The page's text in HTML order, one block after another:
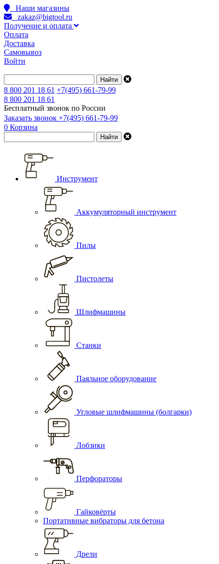
Наши магазины
zakaz@bigtool.ru
Получение и оплата
Оплата
Доставка
Самовывоз
Войти
8 800 201 18 61 +7(495) 661-79-99
8 800 201 18 61
Бесплатный звонок по России
Заказать звонок +7(495) 661-79-99
0 Корзина
Инструмент
Аккумуляторный инструмент
Пилы
Пистолеты
Шлифмашины
Станки
Паяльное оборудование
Угловые шлифмашины (болгарки)
Лобзики
Перфораторы
Гайковёрты
Портативные вибраторы для бетона
Дрели